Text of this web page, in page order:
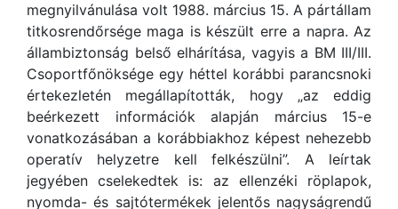
megnyilvánulása volt 1988. március 15. A pártállam
titkosrendőrsége maga is készült erre a napra. Az
állambiztonság belső elhárítása, vagyis a BM III/III.
Csoportfőnöksége egy héttel korábbi parancsnoki
értekezletén megállapították, hogy „az eddig
beérkezett információk alapján március 15-e
vonatkozásában a korábbiakhoz képest nehezebb
operatív helyzetre kell felkészülni”. A leírtak
jegyében cselekedtek is: az ellenzéki röplapok,
nyomda- és sajtótermékek jelentős nagyságrendű